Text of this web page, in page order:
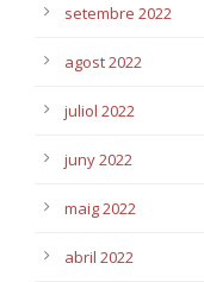
setembre 2022
agost 2022
juliol 2022
juny 2022
maig 2022
abril 2022